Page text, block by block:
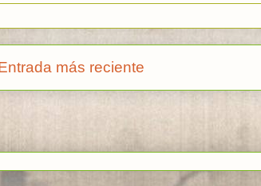
más reciente
Suscribirse a: